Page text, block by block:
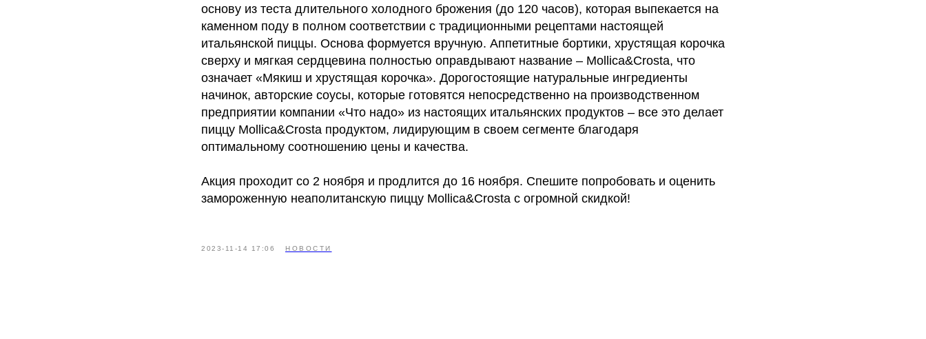
основу из теста длительного холодного брожения (до 120 часов), которая выпекается на
каменном поду в полном соответствии с традиционными рецептами настоящей
итальянской пиццы. Основа формуется вручную. Аппетитные бортики, хрустящая корочка
сверху и мягкая сердцевина полностью оправдывают название – Mollica&Crosta, что
означает «Мякиш и хрустящая корочка». Дорогостоящие натуральные ингредиенты
начинок, авторские соусы, которые готовятся непосредственно на производственном
предприятии компании «Что надо» из настоящих итальянских продуктов – все это делает
пиццу Mollica&Crosta продуктом, лидирующим в своем сегменте благодаря
оптимальному соотношению цены и качества.
Акция проходит со 2 ноября и продлится до 16 ноября. Спешите попробовать и оценить
замороженную неаполитанскую пиццу Mollica&Crosta с огромной скидкой!
2023-11-14 17:06 НОВОСТИ